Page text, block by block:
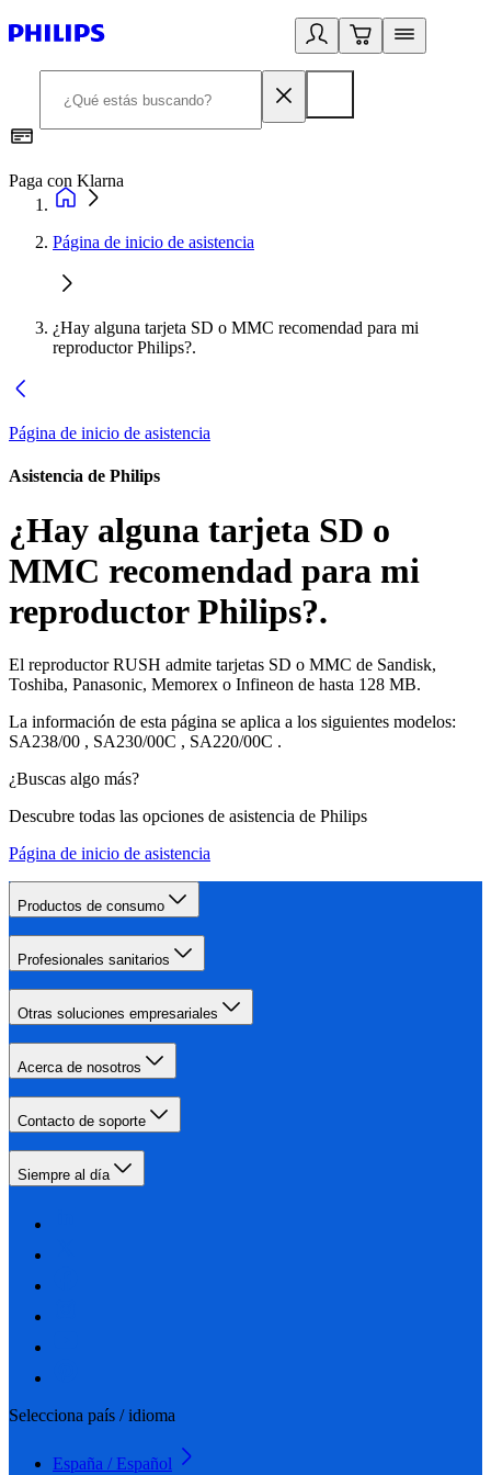
Paga con Klarna
Página de inicio de asistencia
¿Hay alguna tarjeta SD o MMC recomendad para mi
reproductor Philips?.
Página de inicio de asistencia
Asistencia de Philips
¿Hay alguna tarjeta SD o
MMC recomendad para mi
reproductor Philips?.
El reproductor RUSH admite tarjetas SD o MMC de Sandisk,
Toshiba, Panasonic, Memorex o Infineon de hasta 128 MB.
La información de esta página se aplica a los siguientes modelos:
SA238/00 , SA230/00C , SA220/00C .
¿Buscas algo más?
Descubre todas las opciones de asistencia de Philips
Página de inicio de asistencia
Productos de consumo
Profesionales sanitarios
Otras soluciones empresariales
Acerca de nosotros
Contacto de soporte
Siempre al día
Selecciona país / idioma
España / Español